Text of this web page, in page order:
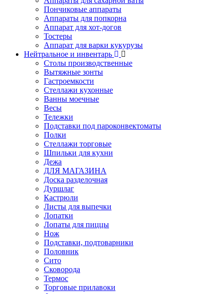
Пончиковые аппараты
Аппараты для попкорна
Аппарат для хот-догов
Тостеры
Аппарат для варки кукурузы
Нейтральное и инвентарь
Столы производственные
Вытяжные зонты
Гастроемкости
Стеллажи кухонные
Ванны моечные
Весы
Тележки
Подставки под пароконвектоматы
Полки
Стеллажи торговые
Шпильки для кухни
Дежа
ДЛЯ МАГАЗИНА
Доска разделочная
Дуршлаг
Кастрюли
Листы для выпечки
Лопатки
Лопаты для пиццы
Нож
Подставки, подтоварники
Половник
Сито
Сковорода
Термос
Торговые прилавоки